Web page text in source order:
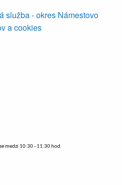
služba - okres Námestovo
a cookies
medzi 10:30 - 11:30 hod.